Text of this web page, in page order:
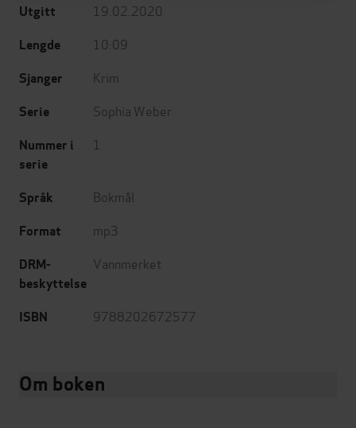
Utgitt 19.02.2020
Lengde 10:09
Sjanger Krim
Serie Sophia Weber
Nummer i
serie
1
Språk Bokmål
Format mp3
DRM-
beskyttelse
Vannmerket
ISBN 9788202672577
Om boken